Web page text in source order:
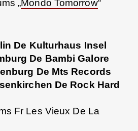
„Mondo Tomorrow“
De Kulturhaus Insel
De Bambi Galore
De Mts Records
De Rock Hard
Fr Les Vieux De La